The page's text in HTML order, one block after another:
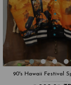
Spor Ceket 90's